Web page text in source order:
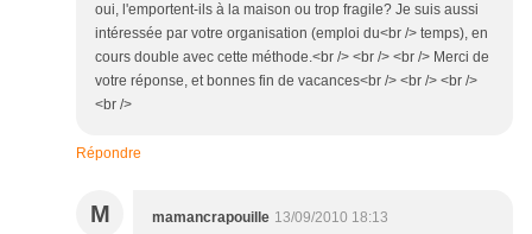
oui, l'emportent-ils à la maison ou trop fragile? Je suis aussi
intéressée par votre organisation (emploi du<br /> temps), en
cours double avec cette méthode.<br /> <br /> <br /> Merci de
votre réponse, et bonnes fin de vacances<br /> <br /> <br />
<br />
Répondre
M mamancrapouille 13/09/2010 18:13